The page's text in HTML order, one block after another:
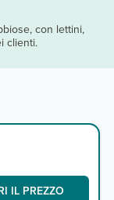
con lettini,
clienti.
IL PREZZO